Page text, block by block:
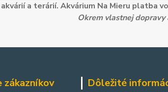
a terárií. Akvárium Na Mieru platba
Okrem vlastnej dopravy
zákazníkov Dôležité